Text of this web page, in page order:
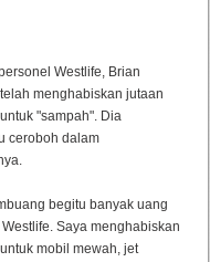
Westlife, Brian
menghabiskan jutaan
"sampah". Dia
ceroboh dalam
begitu banyak uang
Saya menghabiskan
mobil mewah, jet